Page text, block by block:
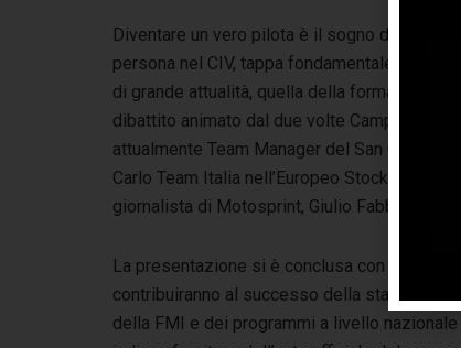
Diventare un vero pilota è il sogno di tanti
persona nel CIV, tappa fondamentale di un
di grande attualità, quella della formazione e
dibattito animato dal due volte Campione
attualmente Team Manager del San Carlo
Carlo Team Italia nell’Europeo Stock 600,
giornalista di Motosprint, Giulio Fabbri.
La presentazione si è conclusa con il
contribuiranno al successo della stagione
della FMI e dei programmi a livello